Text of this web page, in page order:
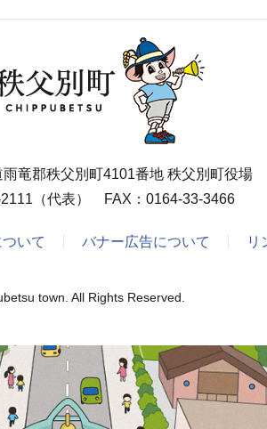
竜郡秩父別町4101番地 秩父別町役場
（代表） FAX：0164-33-3466
いて バナー広告について リ
town. All Rights Reserved.